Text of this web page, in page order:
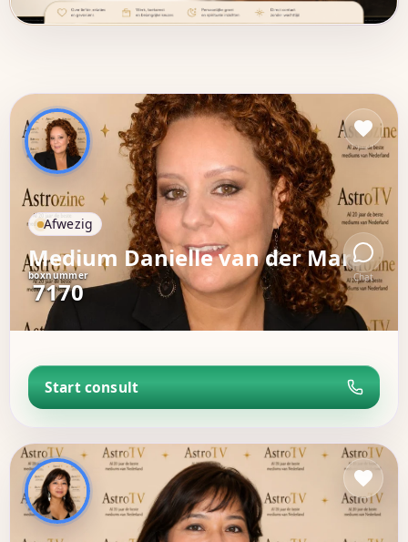
Chat
Afwezig
Medium Danielle van der Mars -
boxnummer
7170
Start consult